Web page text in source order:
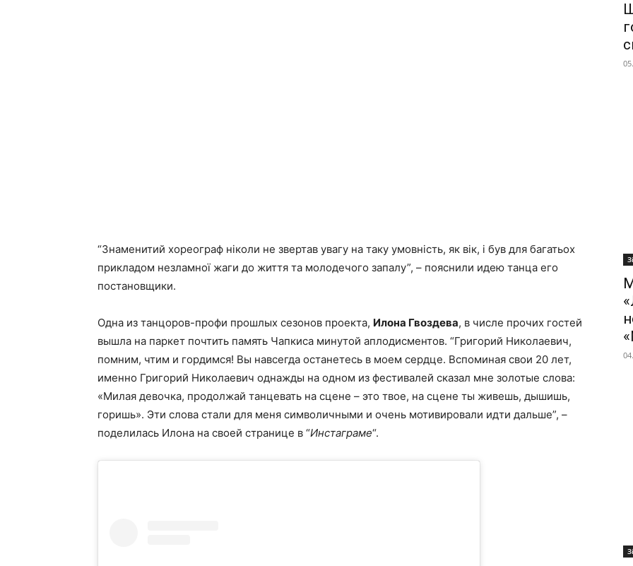
“Знаменитий хореограф ніколи не звертав увагу на таку умовність, як вік, і був для багатьох
прикладом незламної жаги до життя та молодечого запалу”, – пояснили идею танца его
постановщики.
Одна из танцоров-профи прошлых сезонов проекта, Илона Гвоздева, в числе прочих гостей
вышла на паркет почтить память Чапкиса минутой аплодисментов. “Григорий Николаевич,
помним, чтим и гордимся! Вы навсегда останетесь в моем сердце. Вспоминая свои 20 лет,
именно Григорий Николаевич однажды на одном из фестивалей сказал мне золотые слова:
«Милая девочка, продолжай танцевать на сцене – это твое, на сцене ты живешь, дышишь,
горишь». Эти слова стали для меня символичными и очень мотивировали идти дальше”, –
поделилась Илона на своей странице в “Инстаграме“.